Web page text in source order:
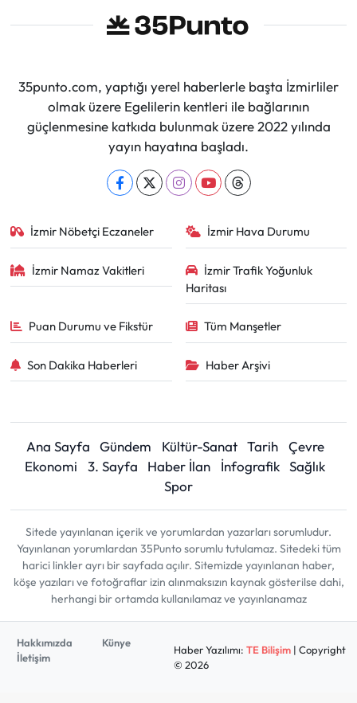
35punto.com, yaptığı yerel haberlerle başta İzmirliler
olmak üzere Egelilerin kentleri ile bağlarının
güçlenmesine katkıda bulunmak üzere 2022 yılında
yayın hayatına başladı.
İzmir Nöbetçi Eczaneler İzmir Hava Durumu
İzmir Namaz Vakitleri
İzmir Trafik Yoğunluk
Haritası
Puan Durumu ve Fikstür Tüm Manşetler
Son Dakika Haberleri Haber Arşivi
Ana Sayfa Gündem Kültür-Sanat Tarih
Çevre
Ekonomi
3. Sayfa Haber İlan İnfografik Sağlık
Spor
Sitede yayınlanan içerik ve yorumlardan yazarları sorumludur.
Yayınlanan yorumlardan 35Punto sorumlu tutulamaz. Sitedeki tüm
harici linkler ayrı bir sayfada açılır. Sitemizde yayınlanan haber,
köşe yazıları ve fotoğraflar izin alınmaksızın kaynak gösterilse dahi,
herhangi bir ortamda kullanılamaz ve yayınlanamaz
Hakkımızda
Künye
İletişim
Haber Yazılımı: TE Bilişim| Copyright
© 2026